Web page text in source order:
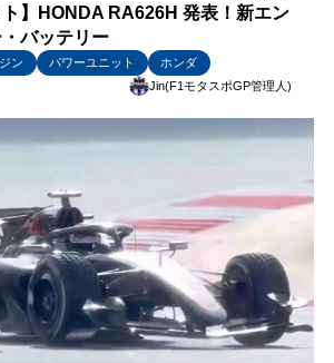
ト】HONDA RA626H 発表！新エン
バッテリー
ン パワーユニット
ホンダ
Jin(F1モタスポGP管理人)